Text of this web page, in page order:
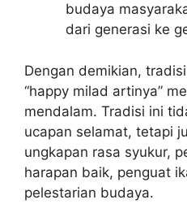
budaya
dari generasi ke
Dengan demikian,
“happy milad artinya”
mendalam. Tradisi ini
ucapan selamat, tetapi
ungkapan rasa syukur,
harapan baik, penguat
pelestarian budaya.